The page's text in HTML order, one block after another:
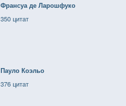
Франсуа де Ларошфуко
350 цитат
Пауло Коэльо
376 цитат